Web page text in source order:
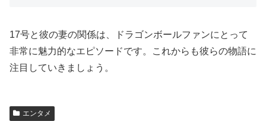
17号と彼の妻の関係は、ドラゴンボールファンにとって
非常に魅力的なエピソードです。これからも彼らの物語に
注目していきましょう。
エンタメ